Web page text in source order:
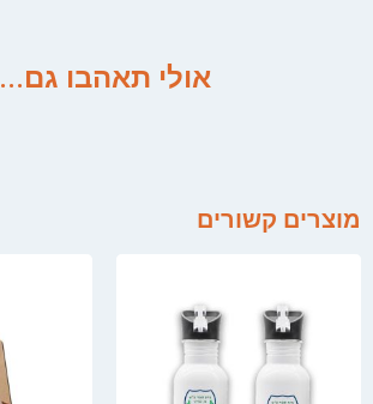
אולי תאהבו גם...
מוצרים קשורים